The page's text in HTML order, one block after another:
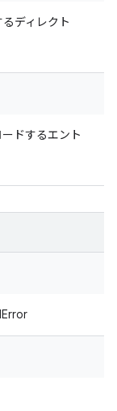
ディレクト
ドするエント